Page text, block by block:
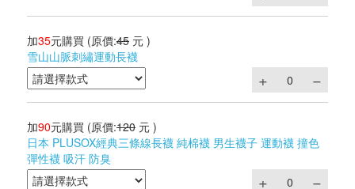
加35元購買 (原價:45 元 )
雪山山脈刺繡運動長襪
加90元購買 (原價:120 元 )
日本 PLUSOX經典三條線長襪 純棉襪 男生襪子 運動襪 撞色
彈性襪 吸汗 防臭